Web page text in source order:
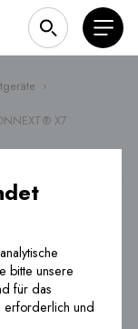
›
X7
bitte unsere
für das
erforderlich und